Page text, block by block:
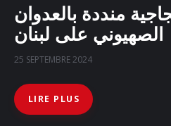
منددة بالعدوان
الصهيوني على لبنان
25 SEPTEMBRE 2024
LIRE PLUS